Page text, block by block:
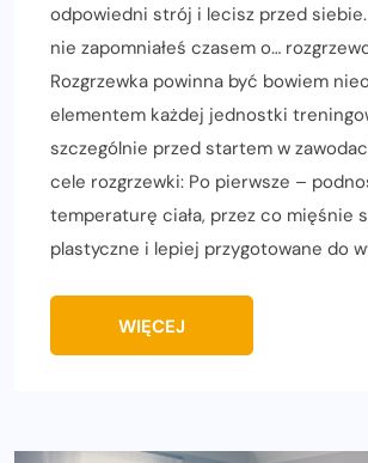
odpowiedni strój i lecisz przed siebie.
nie zapomniałeś czasem o…
Rozgrzewka powinna być bowiem
elementem każdej jednostki
szczególnie przed startem w
cele rozgrzewki: Po pierwsze –
temperaturę ciała, przez co mięśnie
plastyczne i lepiej przygotowane do
WIĘCEJ